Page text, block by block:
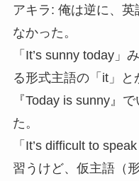
アキラ: 俺は逆に、
なかった。
「It’s sunny today」
る形式主語の「it」
『Today is sunny』
た。
「It’s difficult to
習うけど、仮主語（